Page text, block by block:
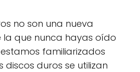
no son una nueva
que nunca hayas oído
familiarizados
discos duros se utilizan